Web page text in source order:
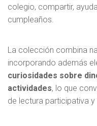
colegio, compartir,
cumpleaños.
La colección combina
incorporando además
curiosidades sobre
actividades, lo que
de lectura participativa